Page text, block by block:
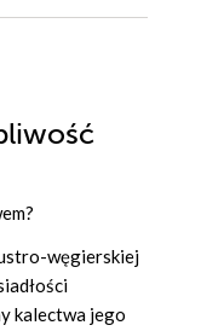
węgierskiej
kalectwa jego